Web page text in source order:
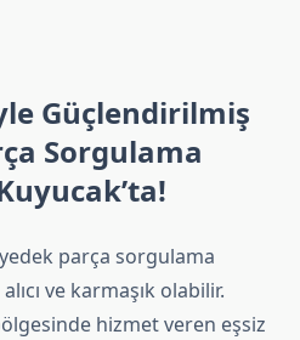
Güçlendirilmiş
Sorgulama
parça sorgulama
ve karmaşık olabilir.
hizmet veren eşsiz